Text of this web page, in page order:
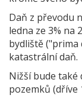
Daň z převodu
ledna ze 3% na
bydliště ("prima
katastrální daň.
Nižší bude také
pozemků (dříve